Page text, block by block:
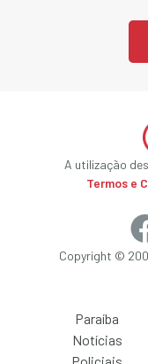
A utilização
Termos e
Copyright ©
Paraíba
Notícias